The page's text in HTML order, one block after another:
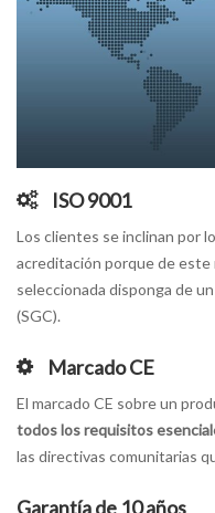
ISO 9001
Los clientes se inclinan por
acreditación porque de este
seleccionada disponga de
(SGC).
Marcado CE
El marcado CE sobre un
todos los requisitos
las directivas comunitarias
Garantí­a de 10 años